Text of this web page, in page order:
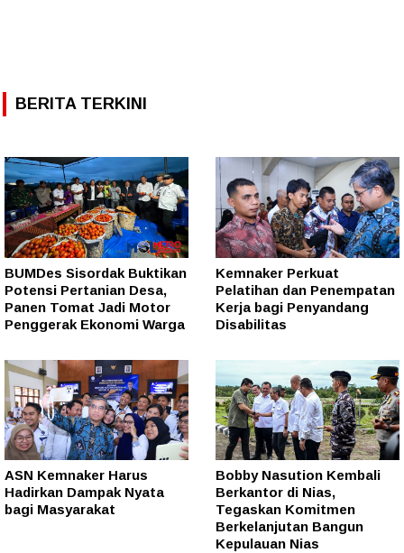
BERITA TERKINI
BUMDes Sisordak Buktikan
Potensi Pertanian Desa,
Panen Tomat Jadi Motor
Penggerak Ekonomi Warga
Kemnaker Perkuat
Pelatihan dan Penempatan
Kerja bagi Penyandang
Disabilitas
ASN Kemnaker Harus
Hadirkan Dampak Nyata
bagi Masyarakat
Bobby Nasution Kembali
Berkantor di Nias,
Tegaskan Komitmen
Berkelanjutan Bangun
Kepulauan Nias